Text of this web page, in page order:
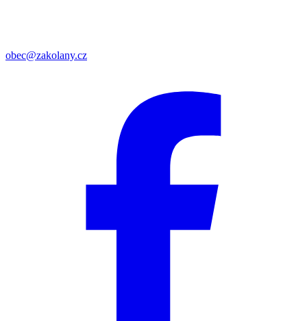
obec@zakolany.cz